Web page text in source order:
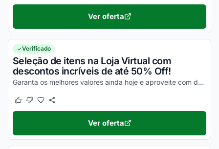
Ver oferta
Verificado
Seleção de itens na Loja Virtual com
descontos incríveis de até 50% Off!
Garanta os melhores valores ainda hoje e aproveite com descontos incríveis!
Este cupom funcionou
Este cupom não funcionou
Ver oferta